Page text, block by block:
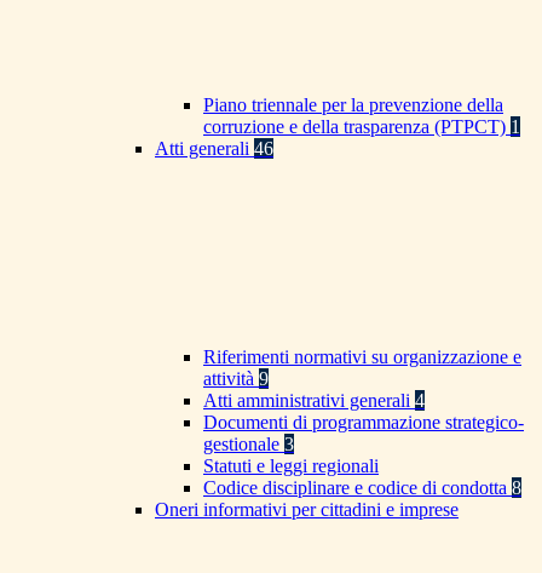
Piano triennale per la prevenzione della
corruzione e della trasparenza (PTPCT) 1
Atti generali 46
Riferimenti normativi su organizzazione e
attività 9
Atti amministrativi generali 4
Documenti di programmazione strategico-
gestionale 3
Statuti e leggi regionali
Codice disciplinare e codice di condotta 8
Oneri informativi per cittadini e imprese